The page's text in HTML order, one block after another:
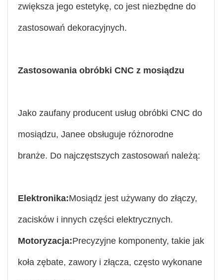
zwiększa jego estetykę, co jest niezbędne do
zastosowań dekoracyjnych.
Zastosowania obróbki CNC z mosiądzu
Jako zaufany producent usług obróbki CNC do
mosiądzu, Janee obsługuje różnorodne
branże. Do najczęstszych zastosowań należą:
Elektronika:Mosiądz jest używany do złączy,
zacisków i innych części elektrycznych.
Motoryzacja:Precyzyjne komponenty, takie jak
koła zębate, zawory i złącza, często wykonane